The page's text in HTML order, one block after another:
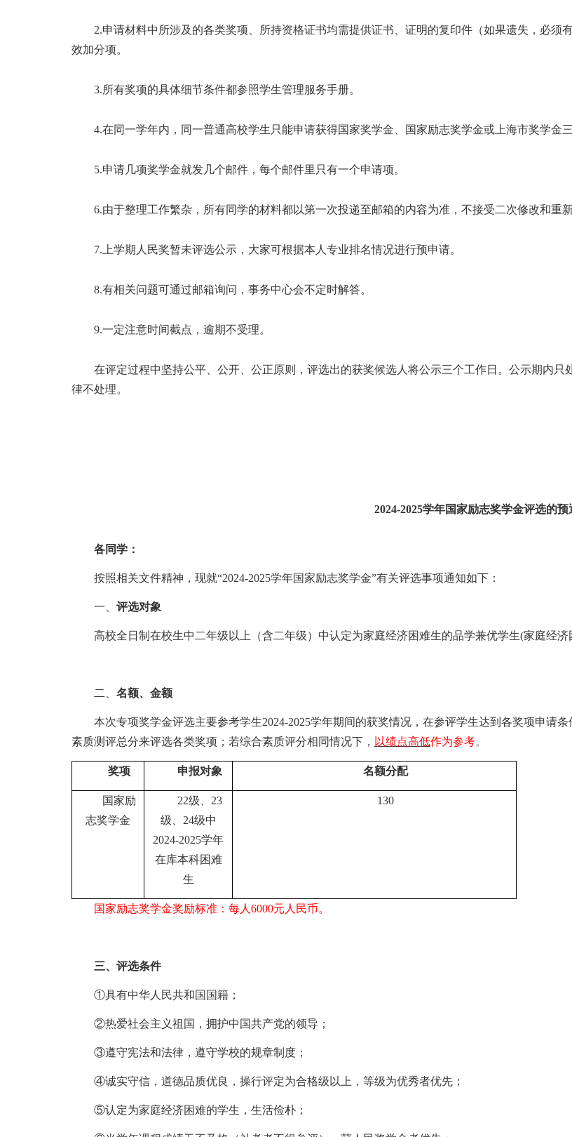
2.申请材料中所涉及的各类奖项、所持资格证书均需提供证书、证明的复印件（如果遗失，必
效加分项。
3.所有奖项的具体细节条件都参照学生管理服务手册。
4.在同一学年内，同一普通高校学生只能申请获得国家奖学金、国家励志奖学金或上海市奖学金
5.申请几项奖学金就发几个邮件，每个邮件里只有一个申请项。
6.由于整理工作繁杂，所有同学的材料都以第一次投递至邮箱的内容为准，不接受二次修改和重新
7.上学期人民奖暂未评选公示，大家可根据本人专业排名情况进行预申请。
8.有相关问题可通过邮箱询问，事务中心会不定时解答。
9.一定注意时间截点，逾期不受理。
在评定过程中坚持公平、公开、公正原则，评选出的获奖候选人将公示三个工作日。公示期内
律不处理。
2024-2025学年国家励志奖学金评选的预
各同学 ：
按照相关文件精神， 现就“2024-2025学年国家励志奖学金”有关评选事项通知如下：
一、 评选对象
高校全日制在校生中 二年级以上（含二年级）中认定为家庭经济困难生的品学兼优学生(家庭经济
二、 名额、金额
本次专项奖学金评选主要参考学生2024-2025学年期间的获奖情况，在参评学生达到各奖项申请
素质测评总分来评选各类奖项；若综合素质评分相同情况下， 以绩点高低作为参考。
奖项 申报对象 名额分配
国家励
志奖学金
22级、23
级、24级中
2024-2025学年
在库本科困难
生
130
国家励志奖学金奖励标准：每人 6000元人民币。
三、评选条件
①具有中华人民共和国国籍；
②热爱社会主义祖国，拥护中国共产党的领导；
③遵守宪法和法律，遵守学校的规章制度；
④诚实守信，道德品质优良， 操行评定为合格级以上，等级为优秀者优先；
⑤认定为家庭经济困难的学生，生活俭朴；